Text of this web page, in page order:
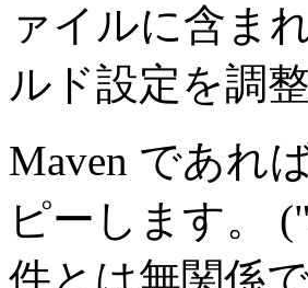
ァイルに含ま
ルド設定を調
Maven であれ
ピーします。